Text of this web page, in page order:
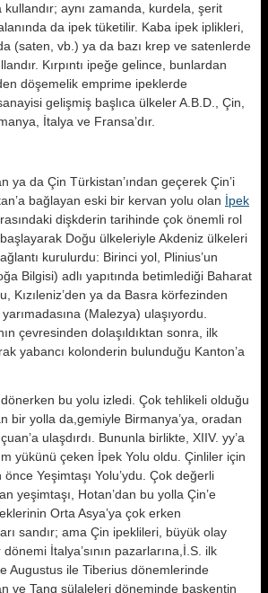
aynı zamanda, kurdela, şerit
da ipek tüketilir. Kaba ipek iplikleri,
(saten, vb.) ya da bazı krep ve satenlerde
Kırpıntı ipeğe gelince, bunlardan
döşemelik emprime ipeklerde
geliş­miş başlıca ülkeler A.B.D., Çin,
İtalya ve Fran­sa’dır.
ya da Çin Türkistan’ından geçerek Çin’i
bağlayan eski bir kervan yolu olan İpek
dişkderin ta­rihinde çok önemli rol
Doğu ülkele­riyle Akdeniz ülkeleri
kurulurdu: Birinci yol, Plinius’un
Bilgisi) adlı yapıtında betimlediği Ba­harat
Kızıleniz’den ya da Basra körfezinden
(Malezya) ulaşıyordu.
çevresinden dolaşıldıktan sonra, ilk
ya­bancı kolonderin bulunduğu Kanton’a
bu yo­lu izledi. Çok tehlikeli olduğu
bir yolla da,gemiyle Birmanya’ya, oradan
ulaşdırdı. Bununla bir­likte, XIIV. yy’a
yükünü çeken İpek Yolu oldu. Çinliler için
Yeşimtaşı Yolu’ydu. Çok değerli
yeşimtaşı, Hotan’dan bu yolla Çin’e
Orta Asya’ya çok er­ken
sandır; ama Çin ipeklileri, büyük olay
dönemi İtalya’sının pazarlarına,İ.S. ilk
Augustus ile Tiberius dönemle­rinde
ve Tang sülaleleri döneminde başkentin